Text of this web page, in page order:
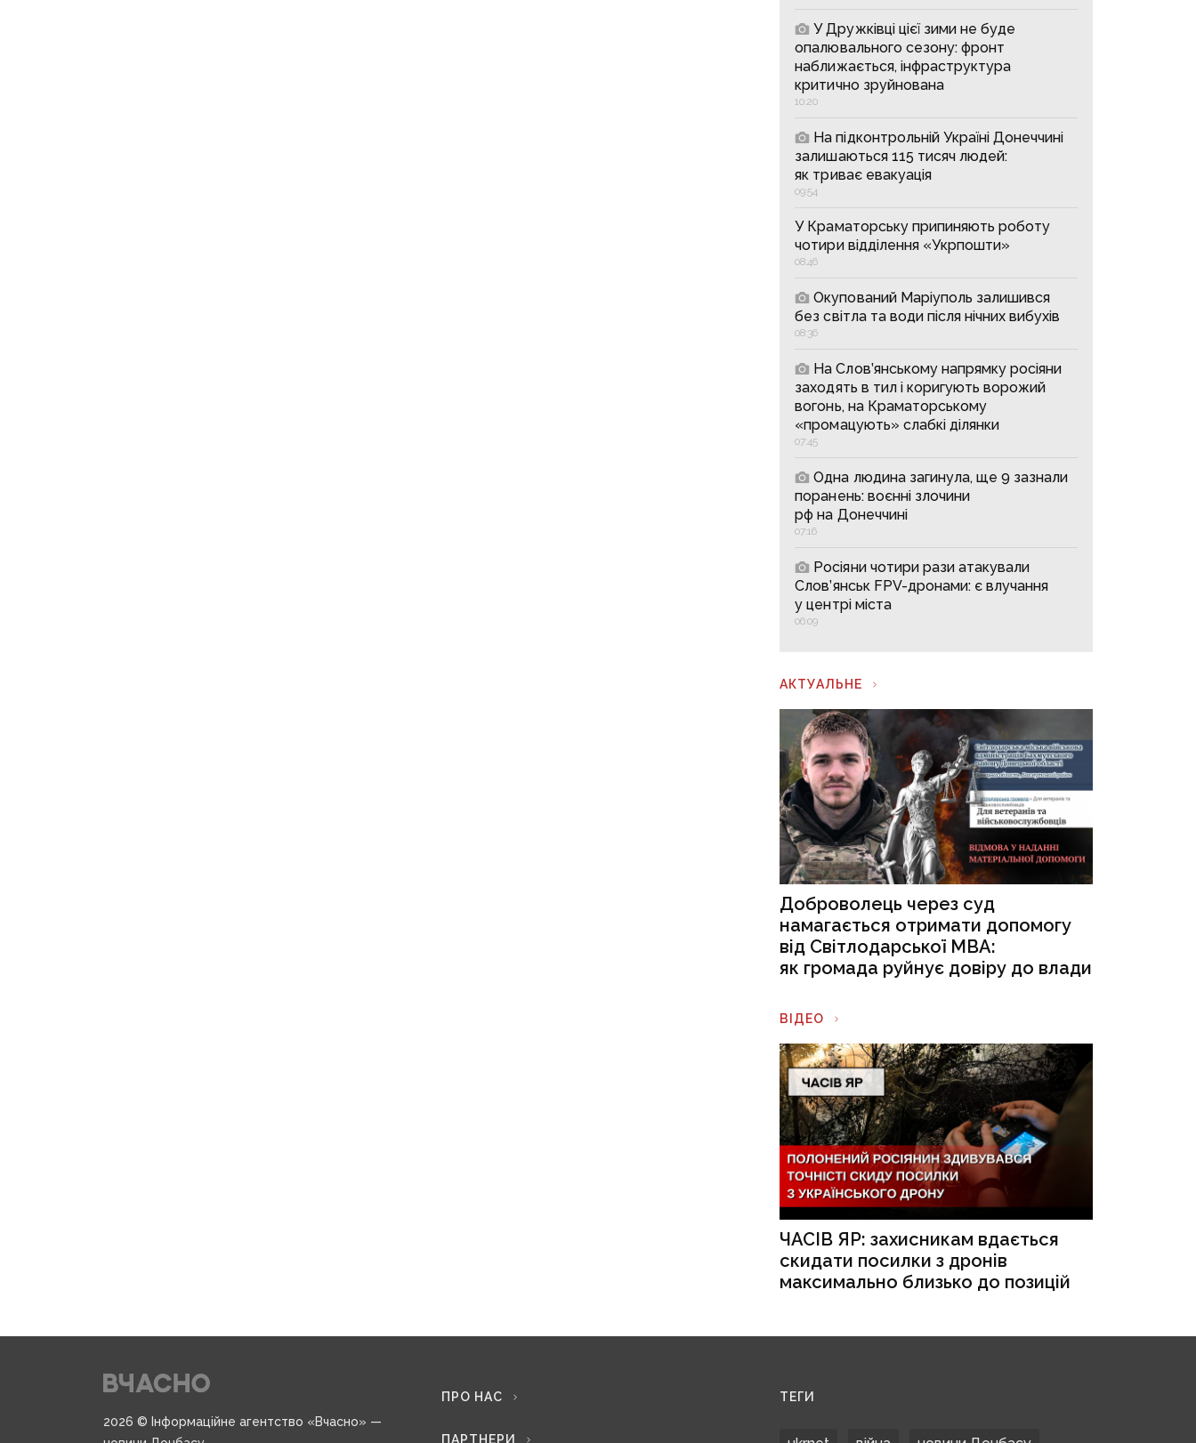
У Дружківці цієї зими не буде
опалювального сезону: фронт
наближається, інфраструктура
критично зруйнована
10:20
На підконтрольній Україні Донеччині
залишаються 115 тисяч людей:
як триває евакуація
09:54
У Краматорську припиняють роботу
чотири відділення «Укрпошти»
08:46
Окупований Маріуполь залишився
без світла та води після нічних вибухів
08:36
На Слов’янському напрямку росіяни
заходять в тил і коригують ворожий
вогонь, на Краматорському
«промацують» слабкі ділянки
07:45
Одна людина загинула, ще 9 зазнали
поранень: воєнні злочини
рф на Донеччині
07:16
Росіяни чотири рази атакували
Слов’янськ FPV-дронами: є влучання
у центрі міста
06:09
АКТУАЛЬНЕ
Доброволець через суд
намагається отримати допомогу
від Світлодарської МВА:
як громада руйнує довіру до влади
ВІДЕО
ЧАСІВ ЯР: захисникам вдається
скидати посилки з дронів
максимально близько до позицій
2026 © Інформаційне агентство «Вчасно» —
ПРО НАС
ПАРТНЕРИ
ТЕГИ